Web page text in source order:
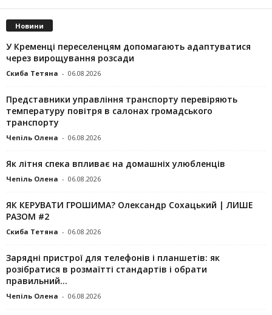
Новини
У Кременці переселенцям допомагають адаптуватися
через вирощування розсади
Скиба Тетяна - 06.08.2026
Представники управління транспорту перевіряють
температуру повітря в салонах громадського
транспорту
Чепіль Олена - 06.08.2026
Як літня спека впливає на домашніх улюбленців
Чепіль Олена - 06.08.2026
ЯК КЕРУВАТИ ГРОШИМА? Олександр Сохацький | ЛИШЕ
РАЗОМ #2
Скиба Тетяна - 06.08.2026
Зарядні пристрої для телефонів і планшетів: як
розібратися в розмаїтті стандартів і обрати
правильний...
Чепіль Олена - 06.08.2026